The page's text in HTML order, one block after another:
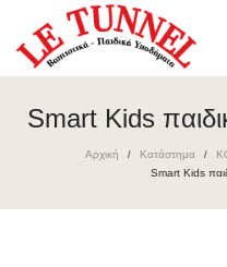
Smart Kids
Αρχική / Κατάστημα /
Smart Kids